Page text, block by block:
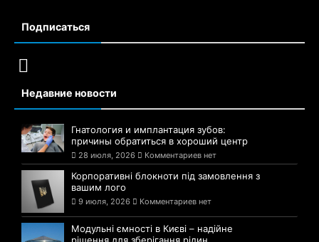
Подписаться
Недавние новости
Гнатология и имплантация зубов:
причины обратиться в хороший центр
28 июля, 2026 Комментариев нет
Корпоративні блокноти під замовлення з
вашим лого
9 июля, 2026 Комментариев нет
Модульні ємності в Києві – надійне